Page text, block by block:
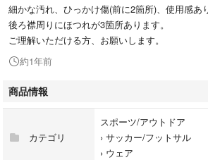
細かな汚れ、ひっかけ傷(前に2箇所)、使用感あ
後ろ襟周りにほつれが3箇所あります。
ご理解いただける方、お願いします。
約1年前
商品情報
カテゴリ
スポーツ/アウトドア
› サッカー/フットサル
› ウェア